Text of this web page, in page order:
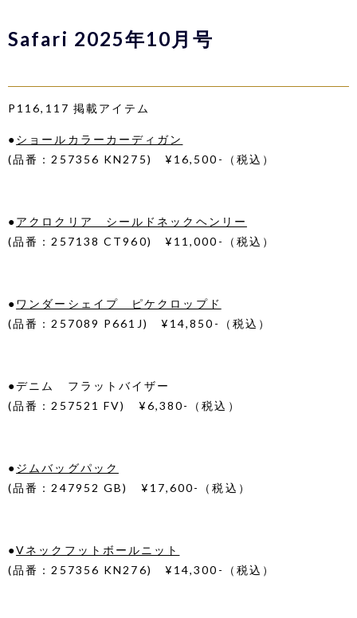
Safari 2025年10月号
P116,117 掲載アイテム
●ショールカラーカーディガン
(品番：257356 KN275) ¥16,500-（税込）
●アクロクリア シールドネックヘンリー
(品番：257138 CT960) ¥11,000-（税込）
●ワンダーシェイプ ピケクロップド
(品番：257089 P661J) ¥14,850-（税込）
●デニム フラットバイザー
(品番：257521 FV) ¥6,380-（税込）
●ジムバッグパック
(品番：247952 GB) ¥17,600-（税込）
●Vネックフットボールニット
(品番：257356 KN276) ¥14,300-（税込）